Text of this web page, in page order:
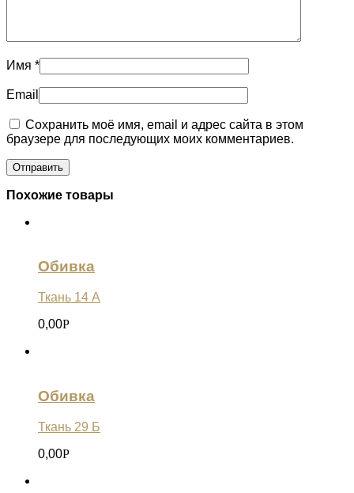
Имя *
Email
Сохранить моё имя, email и адрес сайта в этом
браузере для последующих моих комментариев.
Похожие товары
Обивка
Ткань 14 А
0,00Р
Обивка
Ткань 29 Б
0,00Р